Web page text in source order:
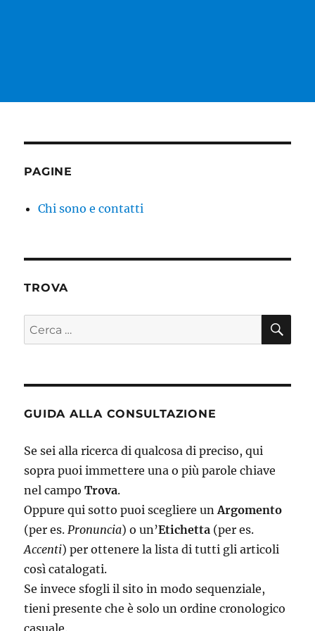
PAGINE
Chi sono e contatti
TROVA
Cerca:
GUIDA ALLA CONSULTAZIONE
Se sei alla ricerca di qualcosa di preciso, qui
sopra puoi immettere una o più parole chiave
nel campoTrova.
Oppure qui sotto puoi scegliere unArgomento
(per es.Pronuncia) o un’Etichetta (per es.
Accenti) per ottenere la lista di tutti gli articoli
così catalogati.
Se invece sfogli il sito in modo sequenziale,
tieni presente che è solo un ordine cronologico